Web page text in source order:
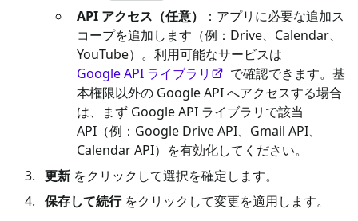
API アクセス（任意）
：アプリに必要な追加ス
コープを追加します（例：Drive、Calendar、
YouTube）。利用可能なサービスは
Google API ライブラリ
で確認できます。基
本権限以外の Google API へアクセスする場合
は、まず Google API ライブラリで該当
API（例：Google Drive API、Gmail API、
Calendar API）を有効化してください。
更新 をクリックして選択を確定します。
保存して続行をクリックして変更を適用します。